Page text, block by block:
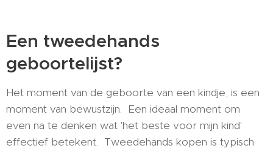
Een tweedehands
geboortelijst?
Het moment van de geboorte van een kindje, is een
moment van bewustzijn. Een ideaal moment om
even na te denken wat 'het beste voor mijn kind'
effectief betekent. Tweedehands kopen is typisch